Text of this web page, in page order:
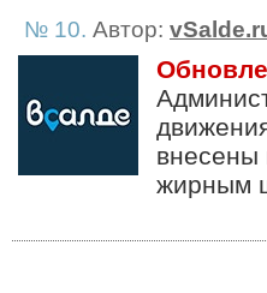
№ 10. Автор:
жирным